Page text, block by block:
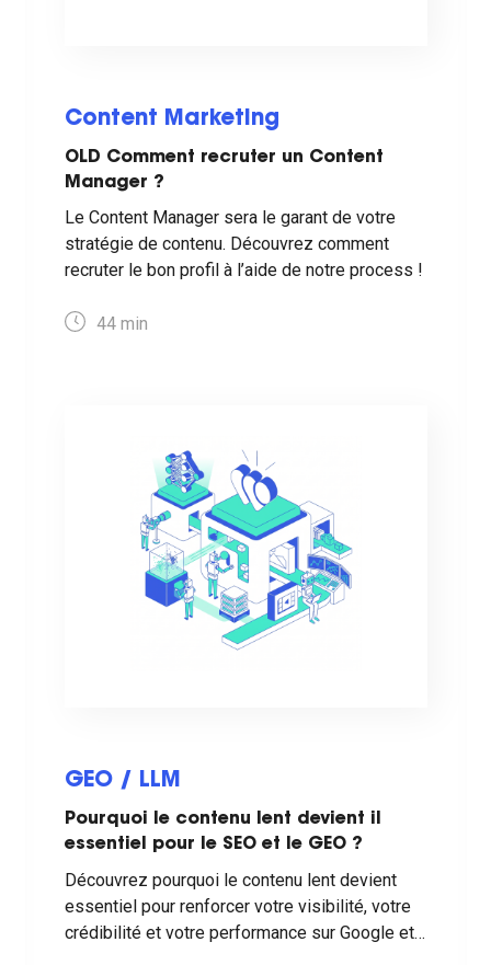
Content Marketing
OLD Comment recruter un Content
Manager ?
Le Content Manager sera le garant de votre
stratégie de contenu. Découvrez comment
recruter le bon profil à l’aide de notre process !
44min
GEO / LLM
Pourquoi le contenu lent devient il
essentiel pour le SEO et le GEO ?
Découvrez pourquoi le contenu lent devient
essentiel pour renforcer votre visibilité, votre
crédibilité et votre performance sur Google et